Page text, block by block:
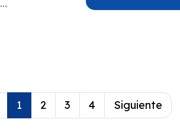
1 2 3 4 Siguiente